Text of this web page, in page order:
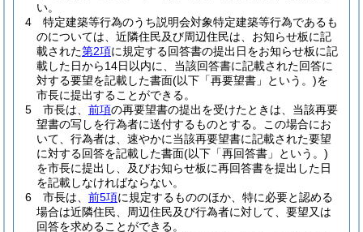
い。
4
特定建築等行為のうち説明会対象特定建築等行為であるも
のについては、近隣住民及び周辺住民は、お知らせ板に記
載された第2項に規定する回答書の提出日をお知らせ板に記
載した日から14日以内に、当該回答書に記載された回答に
対する要望を記載した書面(以下「再要望書」という。)を
市長に提出することができる。
5
市長は、 前項の再要望書の提出を受けたときは、当該再要
望書の写しを行為者に送付するものとする。
この場合にお
いて、行為者は、速やかに当該再要望書に記載された要望
に対する回答を記載した書面(以下「再回答書」という。)
を市長に提出し、及びお知らせ板に再回答書を提出した日
を記載しなければならない。
6
市長は、 前5項に規定するもののほか、特に必要と認める
場合は近隣住民、周辺住民及び行為者に対して、要望又は
回答を求めることができる。